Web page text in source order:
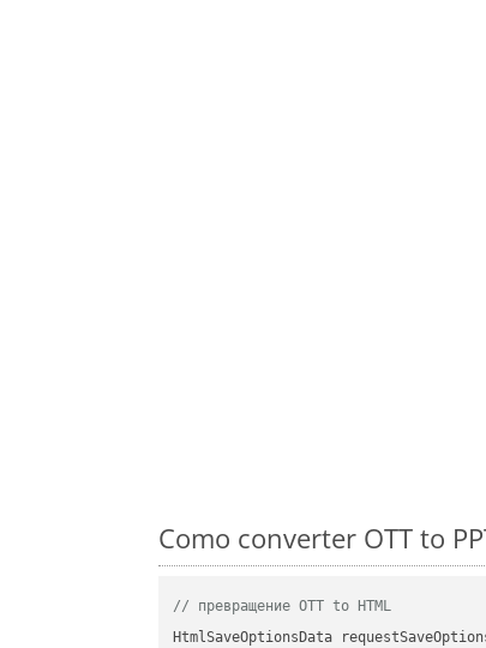
Como converter OTT to
// превращение OTT to HTML
HtmlSaveOptionsData